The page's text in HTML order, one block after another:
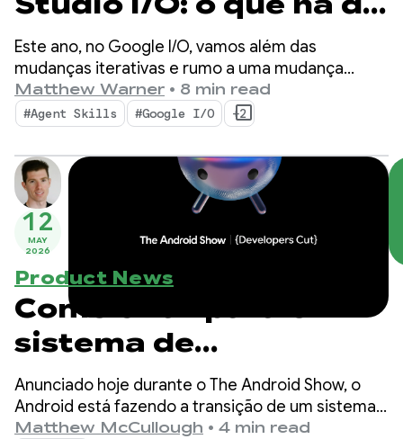
novo nas ferramentas
para desenvolvedores
Android
Este ano, no Google I/O, vamos além das
mudanças iterativas e rumo a uma mudança
fundamental na forma como os apps são criados.
Nossas ferramentas mais recentes são criadas
para a era agêntica, com recursos que aumentam
a produtividade como desenvolvedor Android e
turbinam os agentes de IA implantados na sua
base de código.
Matthew Warner • 8 min read
#Agent Skills #Google I/O +2
12
MAY
2026
Product News
Como criar para o
sistema de
inteligência no
Android
Anunciado hoje durante o The Android Show, o
Android está fazendo a transição de um sistema
operacional para um sistema de inteligência,
Matthew McCullough • 4 min read